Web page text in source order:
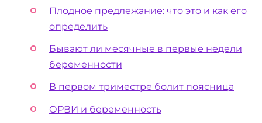
Плодное предлежание: что это и как его
определить
Бывают ли месячные в первые недели
беременности
В первом триместре болит поясница
ОРВИ и беременность